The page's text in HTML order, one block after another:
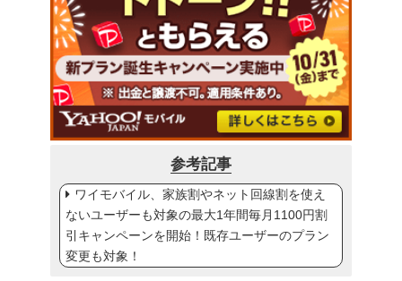
参考記事
ワイモバイル、家族割やネット回線割を使え
ないユーザーも対象の最大1年間毎月1100円割
引キャンペーンを開始！既存ユーザーのプラン
変更も対象！